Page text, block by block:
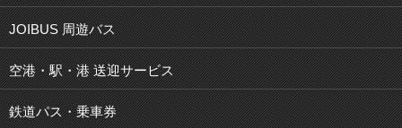
JOIBUS 周遊バス
空港・駅・港 送迎サービス
鉄道パス・乗車券